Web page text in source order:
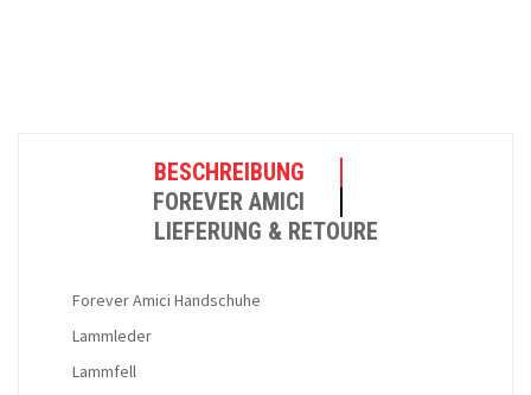
BESCHREIBUNG
FOREVER AMICI
LIEFERUNG & RETOURE
Forever Amici Handschuhe
Lammleder
Lammfell